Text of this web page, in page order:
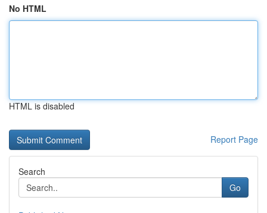
No HTML
HTML is disabled
Report Page
Search
Go